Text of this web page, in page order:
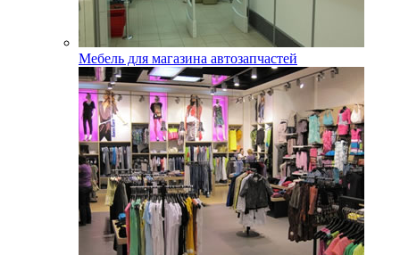
Мебель для магазина автозапчастей